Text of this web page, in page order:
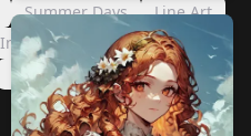
Summer Days
Line Art
Ink
Smooth Anime [M]
Smooth